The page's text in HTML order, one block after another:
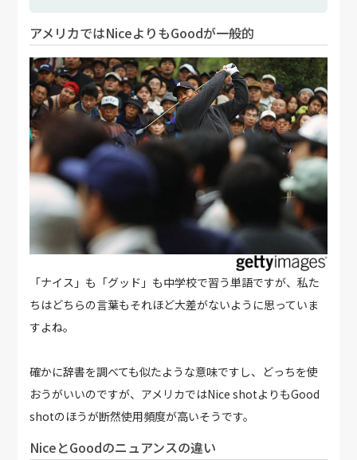
アメリカではNiceよりもGoodが一般的
「ナイス」も「グッド」も中学校で習う単語ですが、私た
ちはどちらの言葉もそれほど大差がないように思っていま
すよね。
確かに辞書を調べても似たような意味ですし、どっちを使
おうがいいのですが、アメリカではNice shotよりもGood
shotのほうが断然使用頻度が高いそうです。
NiceとGoodのニュアンスの違い